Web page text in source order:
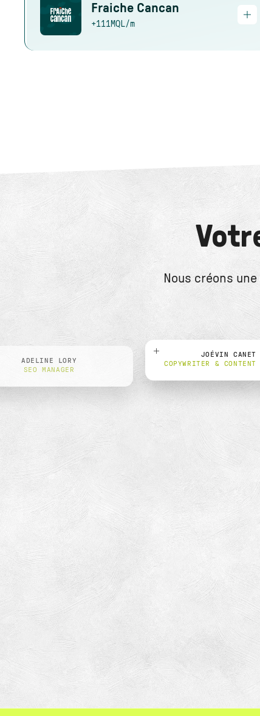
Fraiche Cancan
+111 MQL/m
LIRE LE CAS
Nous créons
JOÉVIN CANET
COPYWRITER & CONTENT
ADELINE LORY
SEO MANAGER